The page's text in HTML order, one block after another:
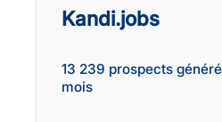
Kandi.jobs
13 239 prospects
mois